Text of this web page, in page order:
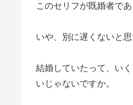
このセリフが既婚者で
いや、別に遅くないと思
結婚していたって、い
いじゃないですか。